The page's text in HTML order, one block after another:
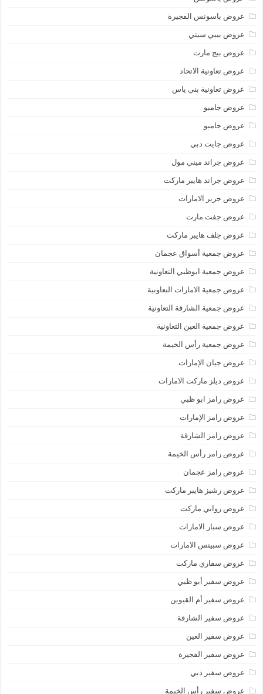
عروض باسونس الفجيرة
عروض بيبي سيتي
عروض بيج مارت
عروض تعاونية الاتحاد
عروض تعاونية بني ياس
عروض جامبو
عروض جامبو
عروض جايت دبي
عروض جراند ميني مول
عروض جراند هايبر ماركت
عروض جرير الامارات
عروض جفت مارت
عروض جلف هايبر ماركت
عروض جمعية أسواق عجمان
عروض جمعية ابوظبي التعاونية
عروض جمعية الامارات التعاونية
عروض جمعية الشارقة التعاونية
عروض جمعية العين التعاونية
عروض جمعية رأس الخيمة
عروض جيان الإمارات
عروض ديلز ماركت الامارات
عروض رامز ابو ظبي
عروض رامز الإمارات
عروض رامز الشارقة
عروض رامز رأس الخيمة
عروض رامز عجمان
عروض رشيز هايبر ماركت
عروض روابي ماركت
عروض سبار الامارات
عروض سبينس الامارات
عروض سفاري ماركت
عروض سفير أبو ظبي
عروض سفير أم القيوين
عروض سفير الشارقة
عروض سفير العين
عروض سفير الفجيرة
عروض سفير دبي
عروض سفير رأس الخيمة